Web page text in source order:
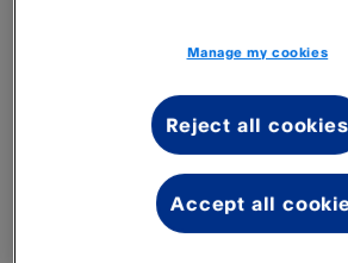
votre logiciel comptable Pennylane.
Intuitif à installer
L'intégration est simple àconfigurer.
compte connecté, vos données sont
transmises par PayPal POS​ et
Manage my cookies
Reject all cookies
Accept all